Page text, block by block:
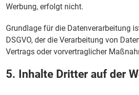
Werbung, erfolgt nicht.
Grundlage für die Datenverarbeitung
DSGVO, der die Verarbeitung von
Vertrags oder vorvertraglicher
5. Inhalte Dritter auf der